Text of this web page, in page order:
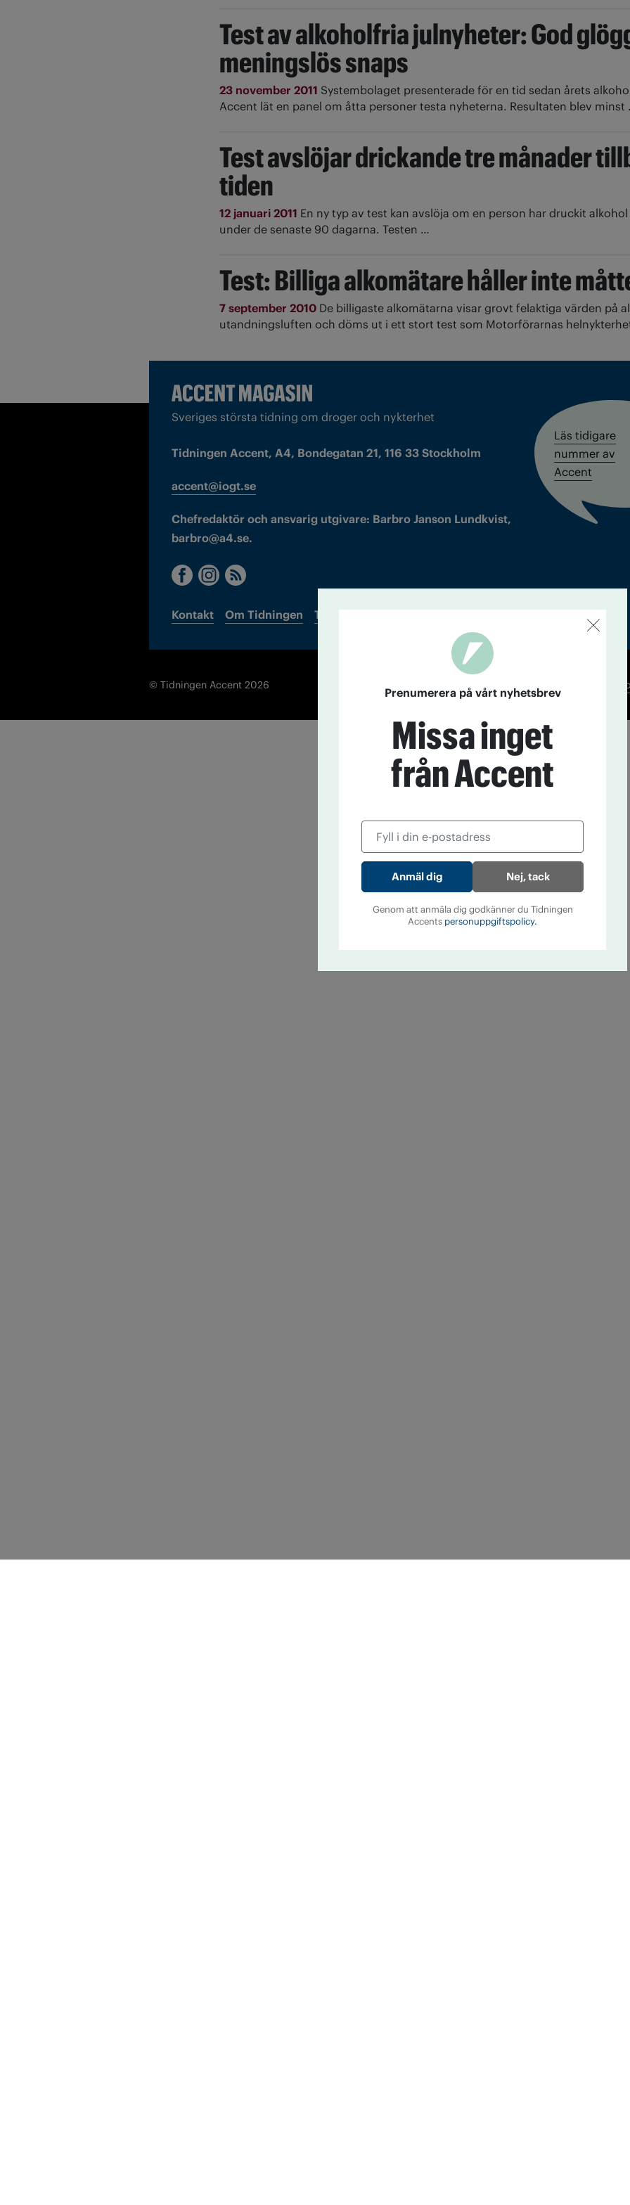
Test av alkoholfria julnyheter: God
meningslös snaps
23 november 2011 Systembolaget presenterade för en tid sedan årets
Accent lät en panel om åtta personer testa nyheterna. Resultaten blev minst
Test avslöjar drickande tre månader
tiden
12 januari 2011 En ny typ av test kan avslöja om en person har druckit
under de senaste 90 dagarna. Testen …
Test: Billiga alkomätare håller inte
7 september 2010 De billigaste alkomätarna visar grovt felaktiga värden på
utandningsluften och döms ut i ett stort test som Motorförarnas
Sveriges största tidning om droger och nykterhet
Tidningen Accent, A4, Bondegatan 21, 116 33 Stockholm
accent@iogt.se
Chefredaktör och ansvarig utgivare: Barbro Janson Lundkvist,
barbro@a4.se.
Kontakt Om Tidningen Tidningsarkiv
Läs tidigare
nummer av
Accent
© Tidningen Accent 2026
Prenumerera på vårt nyhetsbrev
Missa inget
från Accent
Nej, tack
Genom att anmäla dig godkänner du Tidningen
Accents personuppgiftspolicy.